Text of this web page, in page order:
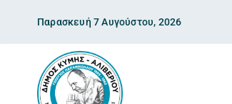
content
Παρασκευή 7 Αυγούστου, 2026